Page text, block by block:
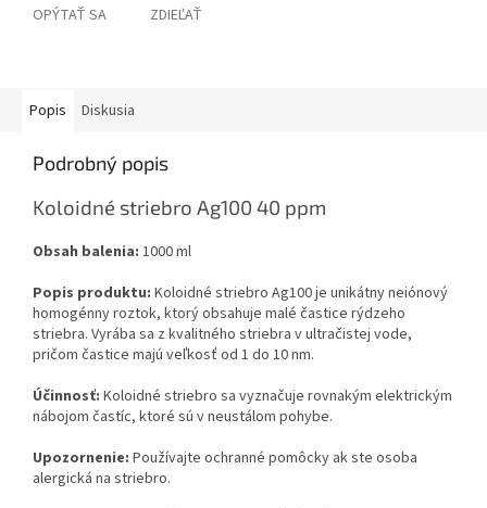
OPÝTAŤ SA ZDIEĽAŤ
Popis Diskusia
Podrobný popis
Koloidné striebro Ag100 40 ppm
Obsah balenia: 1000 ml
Popis produktu: Koloidné striebro Ag100 je unikátny neiónový
homogénny roztok, ktorý obsahuje malé častice rýdzeho
striebra. Vyrába sa z kvalitného striebra v ultračistej vode,
pričom častice majú veľkosť od 1 do 10 nm.
Účinnosť: Koloidné striebro sa vyznačuje rovnakým elektrickým
nábojom častíc, ktoré sú v neustálom pohybe.
Upozornenie: Používajte ochranné pomôcky ak ste osoba
alergická na striebro.